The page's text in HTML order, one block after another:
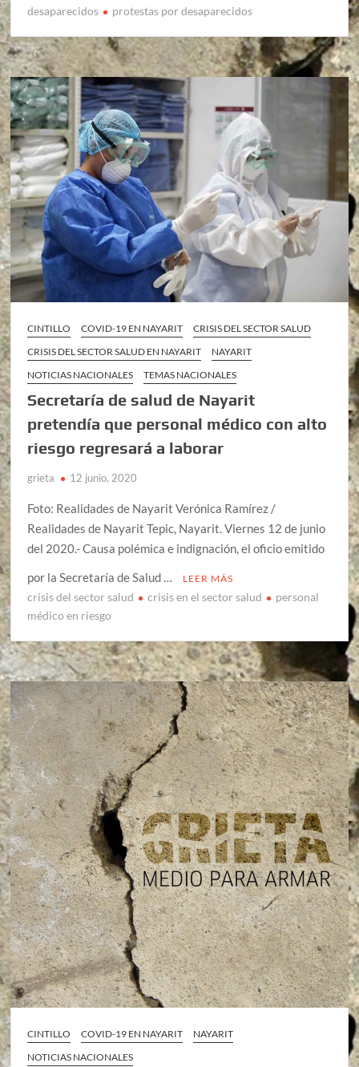
desaparecidos protestas por desaparecidos
CINTILLO COVID-19 EN NAYARIT
CRISIS DEL SECTOR SALUD
CRISIS DEL SECTOR SALUD EN NAYARIT
NAYARIT
NOTICIAS NACIONALES
TEMAS NACIONALES
Secretaría de salud de Nayarit
pretendía que personal médico con alto
riesgo regresará a laborar
grieta 12 junio, 2020
Foto: Realidades de Nayarit Verónica Ramírez /
Realidades de Nayarit Tepic, Nayarit. Viernes 12 de junio
del 2020.- Causa polémica e indignación, el oficio emitido
por la Secretaría de Salud …
LEER MÁS
crisis del sector salud crisis en el sector salud
personal
médico en riesgo
CINTILLO COVID-19 EN NAYARIT
NAYARIT
NOTICIAS NACIONALES